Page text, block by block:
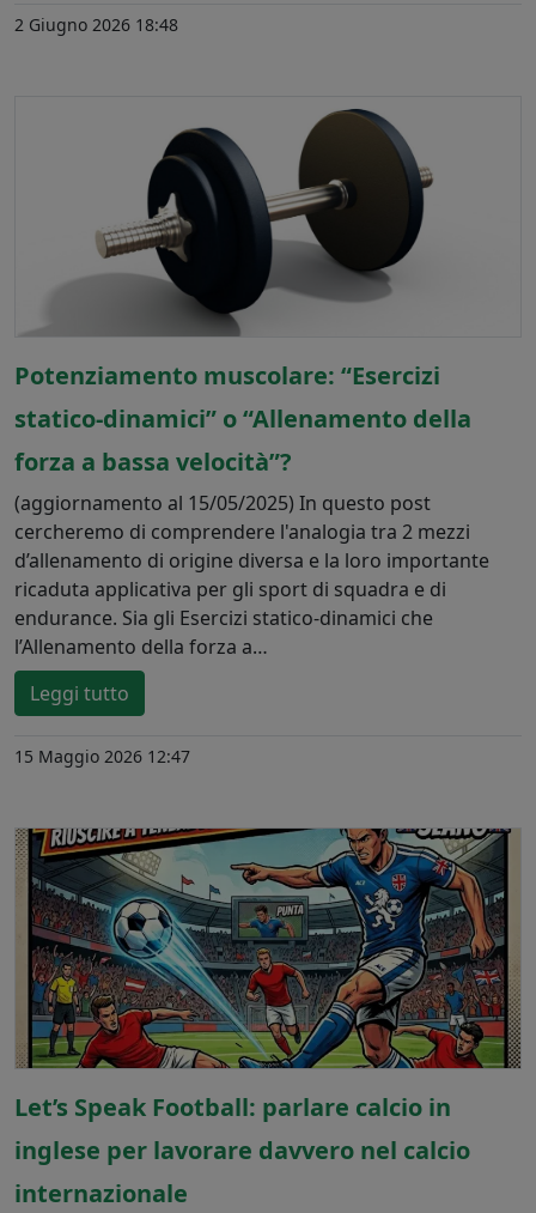
2 Giugno 2026 18:48
Potenziamento muscolare: “Esercizi
statico-dinamici” o “Allenamento della
forza a bassa velocità”?
(aggiornamento al 15/05/2025) In questo post
cercheremo di comprendere l'analogia tra 2 mezzi
d’allenamento di origine diversa e la loro importante
ricaduta applicativa per gli sport di squadra e di
endurance. Sia gli Esercizi statico-dinamici che
l’Allenamento della forza a…
Leggi tutto
15 Maggio 2026 12:47
Let’s Speak Football: parlare calcio in
inglese per lavorare davvero nel calcio
internazionale